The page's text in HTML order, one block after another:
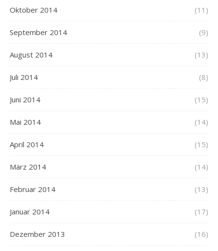
Oktober 2014 (11)
September 2014 (9)
August 2014 (13)
Juli 2014 (8)
Juni 2014 (15)
Mai 2014 (14)
April 2014 (15)
März 2014 (14)
Februar 2014 (13)
Januar 2014 (17)
Dezember 2013 (16)